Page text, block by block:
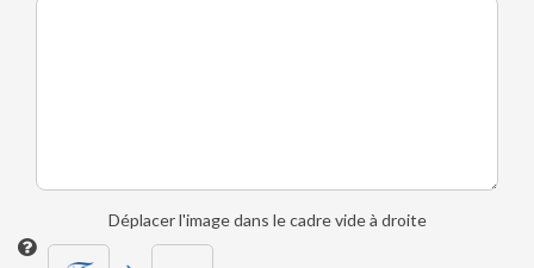
Déplacer l'image dans le cadre vide à droite